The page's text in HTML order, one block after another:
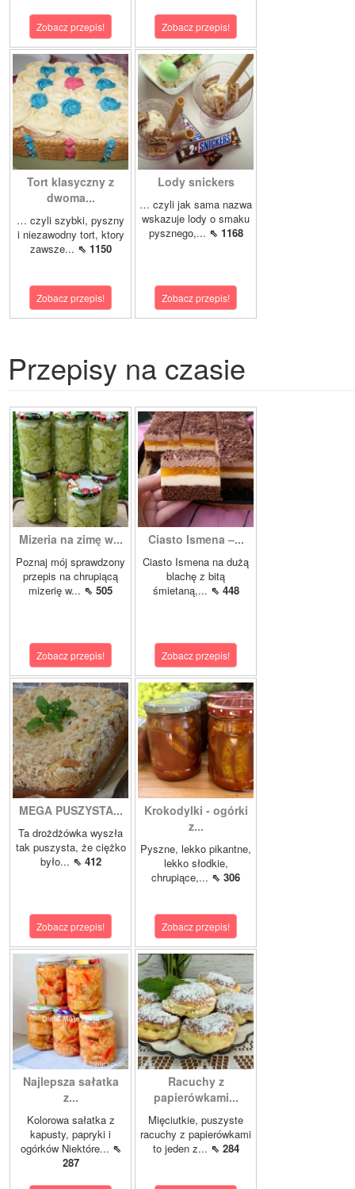
Zobacz przepis! Zobacz przepis!
Tort klasyczny z
dwoma...
… czyli szybki, pyszny
i niezawodny tort, ktory
zawsze... ⇖ 1150
Zobacz przepis!
Lody snickers
… czyli jak sama nazwa
wskazuje lody o smaku
pysznego,... ⇖ 1168
Zobacz przepis!
Przepisy na czasie
Mizeria na zimę w...
Poznaj mój sprawdzony
przepis na chrupiącą
mizerię w... ⇖ 505
Zobacz przepis!
Ciasto Ismena –...
Ciasto Ismena na dużą
blachę z bitą
śmietaną,... ⇖ 448
Zobacz przepis!
MEGA PUSZYSTA...
Ta drożdżówka wyszła
tak puszysta, że ciężko
było... ⇖ 412
Zobacz przepis!
Krokodylki - ogórki
z...
Pyszne, lekko pikantne,
lekko słodkie,
chrupiące,... ⇖ 306
Zobacz przepis!
Najlepsza sałatka
z...
Kolorowa sałatka z
kapusty, papryki i
ogórków Niektóre... ⇖
287
Racuchy z
papierówkami...
Mięciutkie, puszyste
racuchy z papierówkami
to jeden z... ⇖ 284